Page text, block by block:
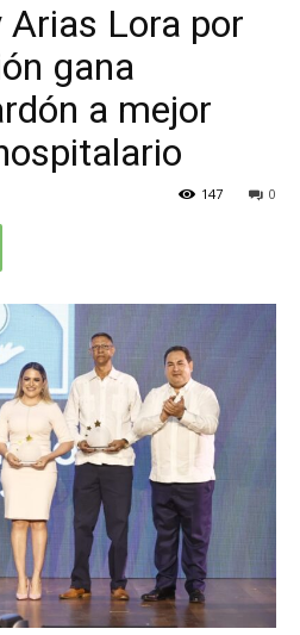
Lora por
gana
a mejor
0
147